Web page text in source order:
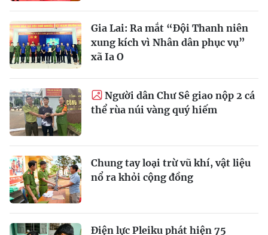
Gia Lai: Ra mắt “Đội Thanh niên
xung kích vì Nhân dân phục vụ”
xã Ia O
Người dân Chư Sê giao nộp 2 cá
thể rùa núi vàng quý hiếm
Chung tay loại trừ vũ khí, vật liệu
nổ ra khỏi cộng đồng
Điện lực Pleiku phát hiện 75